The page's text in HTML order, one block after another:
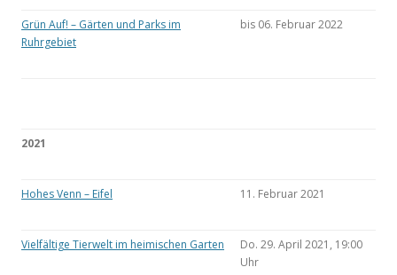
Grün Auf! – Gärten und Parks im
Ruhrgebiet
bis 06. Februar 2022
2021
Hohes Venn – Eifel 11. Februar 2021
Vielfältige Tierwelt im heimischen Garten
Do. 29. April 2021, 19:00
Uhr